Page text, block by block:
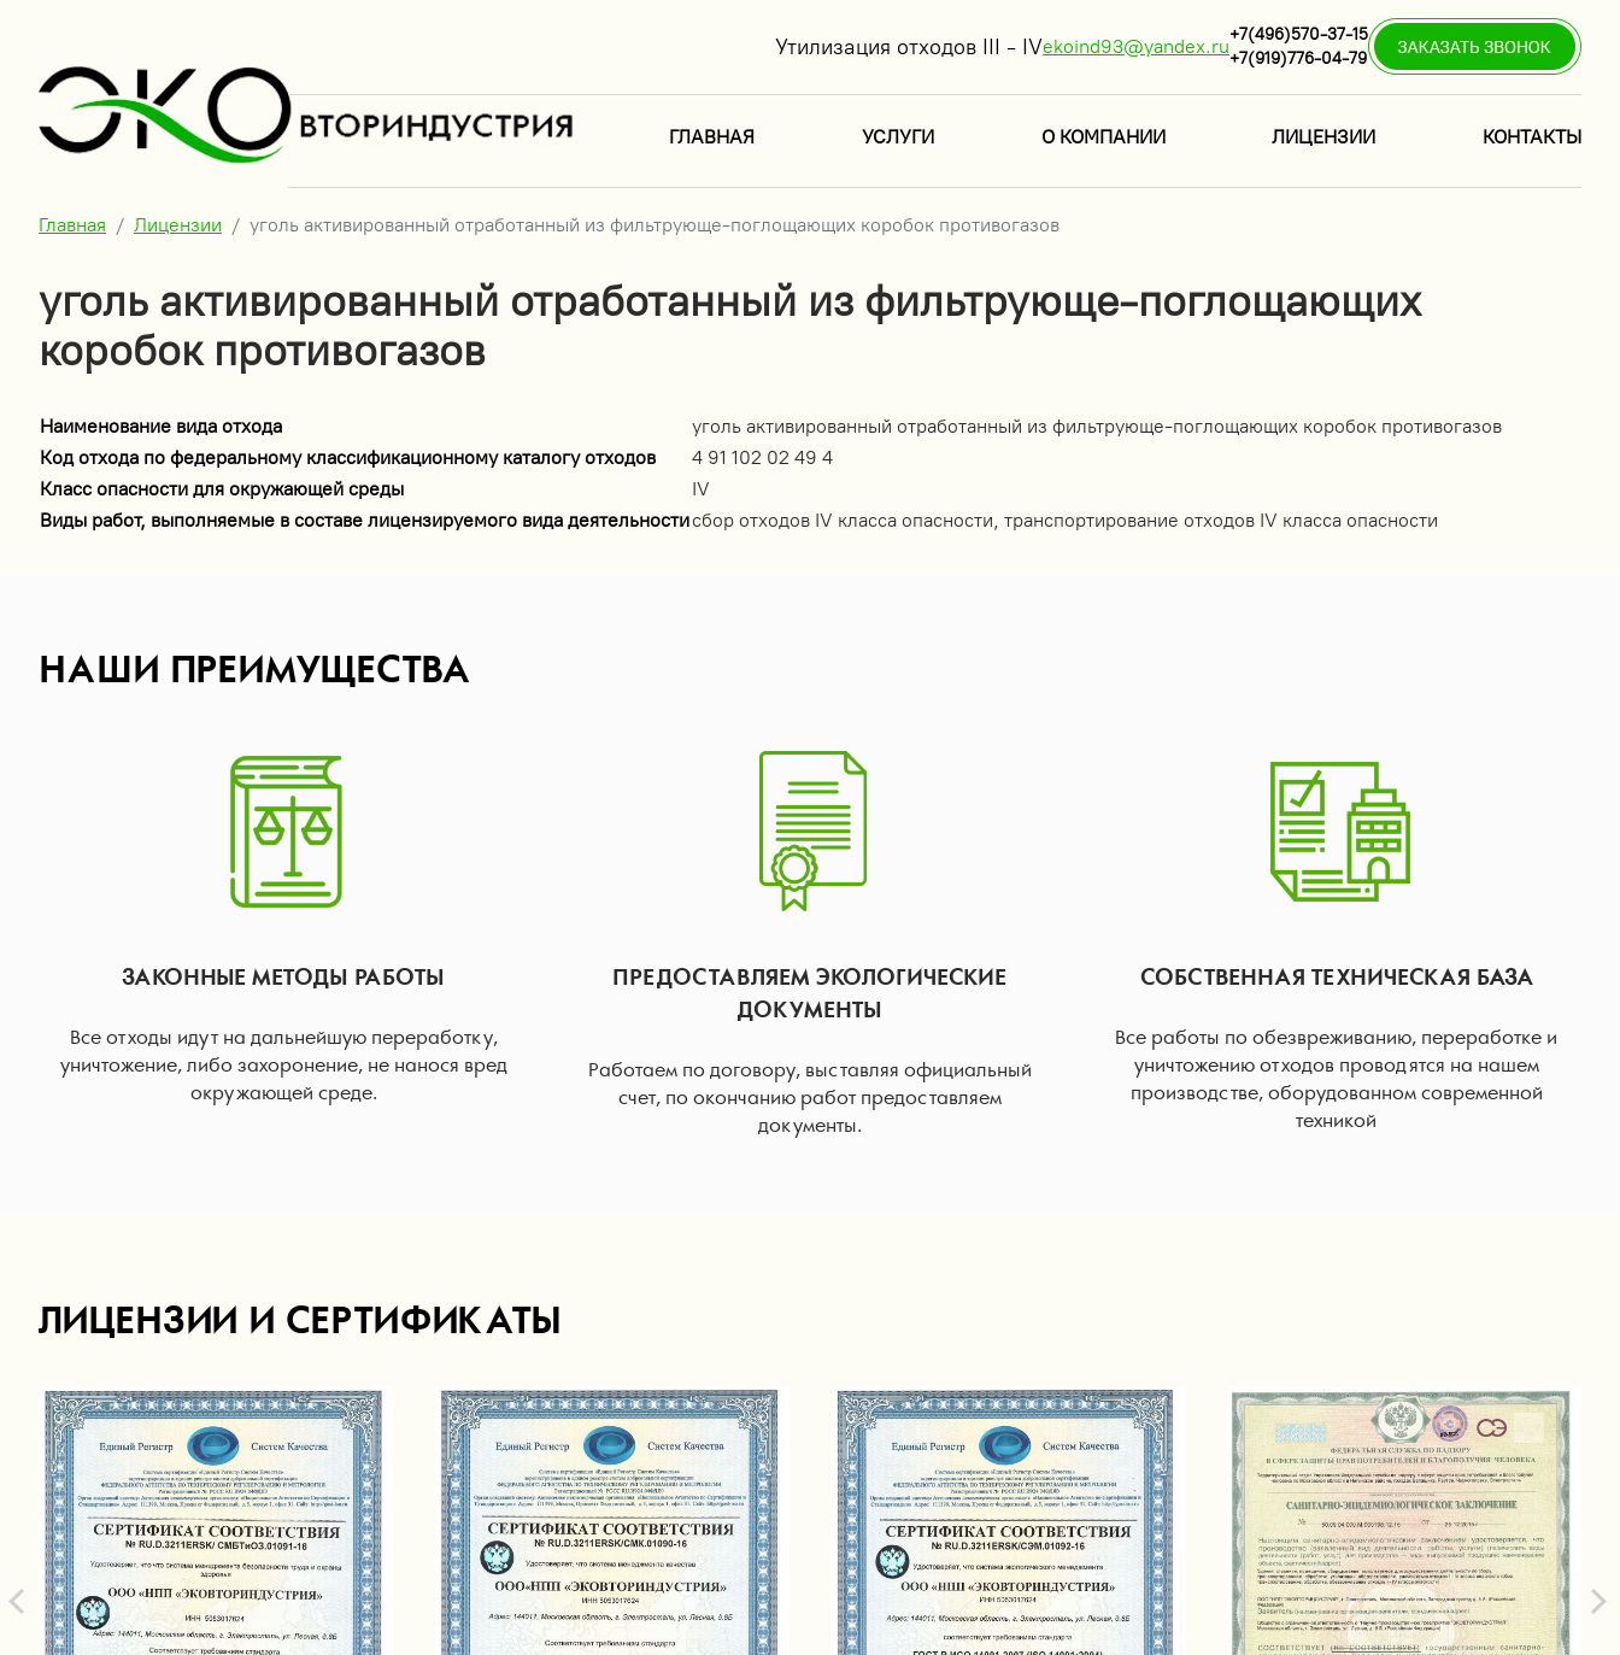
Утилизация отходов III - IVekoind93@yandex.ru
+7(496)570-37-15
+7(919)776-04-79
ГЛАВНАЯ УСЛУГИ О КОМПАНИИ ЛИЦЕНЗИИ КОНТАКТЫ
Главная Лицензии уголь активированный отработанный из фильтрующе-поглощающих коробок противогазов
уголь активированный отработанный из фильтрующе-поглощающих
коробок противогазов
Наименование вида отхода
уголь активированный отработанный из фильтрующе-поглощающих коробок противогазов
Код отхода по федеральному классификационному каталогу отходов
4 91 102 02 49 4
Класс опасности для окружающей среды
IV
Виды работ, выполняемые в составе лицензируемого вида деятельностисбор отходов IV класса опасности, транспортирование отходов IV класса опасности
НАШИ ПРЕИМУЩЕСТВА
ЗАКОННЫЕ МЕТОДЫ РАБОТЫ
Все отходы идут на дальнейшую переработку,
уничтожение, либо захоронение, не нанося вред
окружающей среде.
ПРЕДОСТАВЛЯЕМ ЭКОЛОГИЧЕСКИЕ
ДОКУМЕНТЫ
Работаем по договору, выставляя официальный
счет, по окончанию работ предоставляем
документы.
СОБСТВЕННАЯ ТЕХНИЧЕСКАЯ БАЗА
Все работы по обезвреживанию, переработке и
уничтожению отходов проводятся на нашем
производстве, оборудованном современной
техникой
ЛИЦЕНЗИИ И СЕРТИФИКАТЫ